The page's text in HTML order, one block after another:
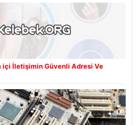
içi İletişimin Güvenli Adresi Ve